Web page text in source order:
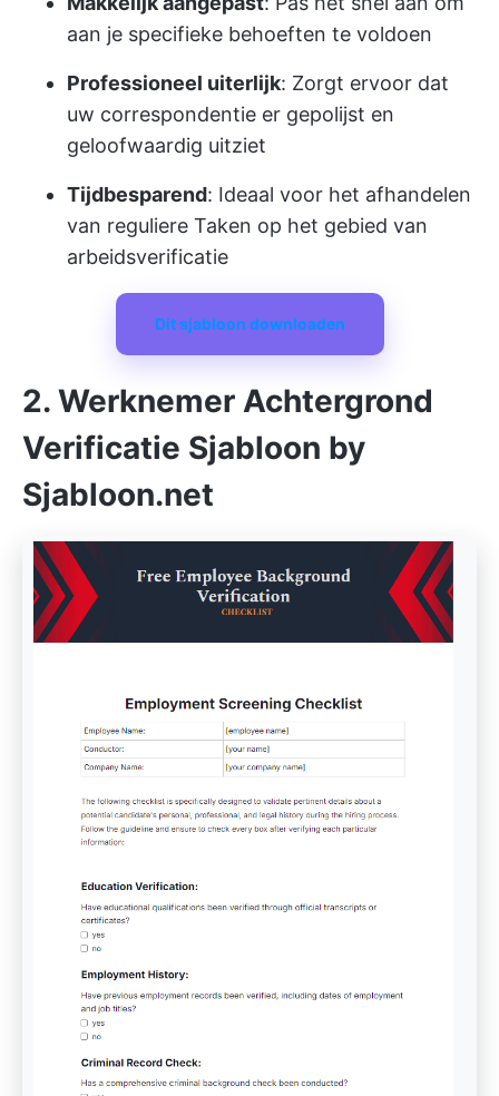
aan je specifieke behoeften te voldoen
Professioneel uiterlijk: Zorgt ervoor dat
uw correspondentie er gepolijst en
geloofwaardig uitziet
Tijdbesparend: Ideaal voor het afhandelen
van reguliere Taken op het gebied van
arbeidsverificatie
Dit sjabloon downloaden
2. Werknemer Achtergrond
Verificatie Sjabloon by
Sjabloon.net